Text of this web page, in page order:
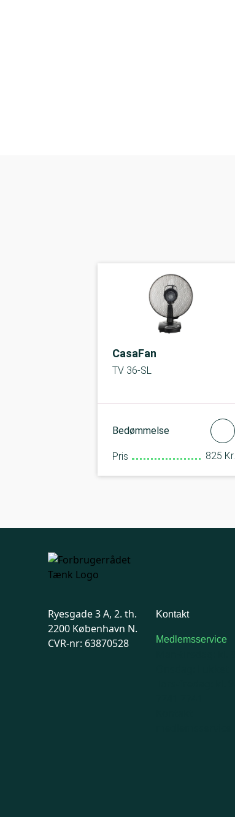
CasaFan
TV 36-SL
Bedømmelse
Pris 825 Kr.
Ryesgade 3 A, 2. th.
2200 København N.
CVR-nr: 63870528
Kontakt
Medlemsservice